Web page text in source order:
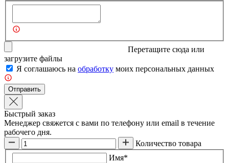
Перетащите сюда или
загрузите файлы
Я соглашаюсь на обработку моих персональных данных
Отправить
Быстрый заказ
Менеджер свяжется с вами по телефону или email в течение
рабочего дня.
Количество товара
Имя*